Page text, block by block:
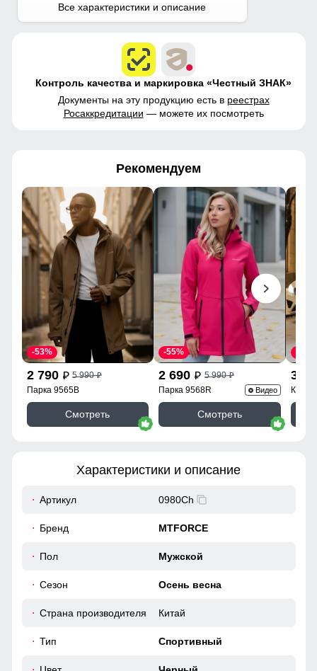
Все характеристики и описание
Контроль качества и маркировка «Честный ЗНАК»
Документы на эту продукцию есть в реестрах
Росаккредитации — можете их посмотреть
Рекомендуем
2 790 p 5 990p
-53%
Парка 9565B
Смотреть
2 690 p 5 990p
-55%
Парка 9568R Видео
Смотреть
3
Характеристики и описание
Артикул 0980Ch
Бренд MTFORCE
Пол Мужской
Сезон Осень весна
Страна производителя Китай
Тип Спортивный